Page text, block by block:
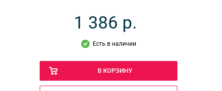
1 386 р.
Есть в наличии
В КОРЗИНУ